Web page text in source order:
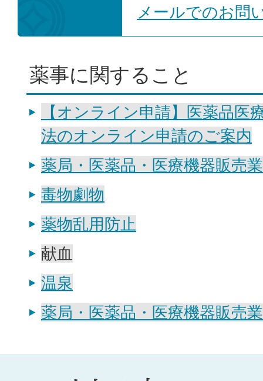
メールでのお問
薬事に関すること
【オンライン申請】医薬品医
法のオンライン申請のご案内
薬局・医薬品・医療機器販売
毒物劇物
薬物乱用防止
献血
温泉
薬局・医薬品・医療機器販売